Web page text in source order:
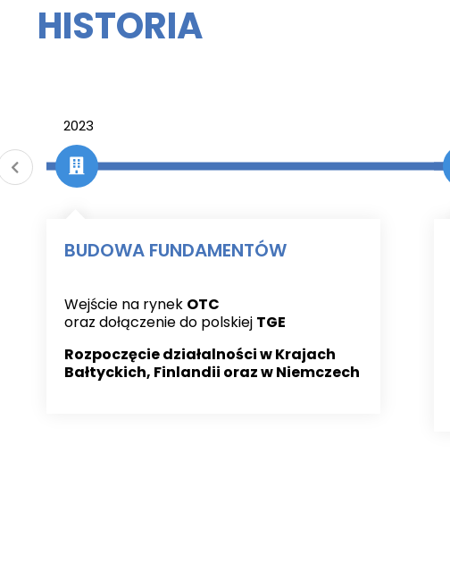
HISTORIA
2023
BUDOWA FUNDAMENTÓW
Wejście na rynek OTC
oraz dołączenie do polskiej TGE
Rozpoczęcie działalności w Krajach
Bałtyckich, Finlandii oraz w Niemczech